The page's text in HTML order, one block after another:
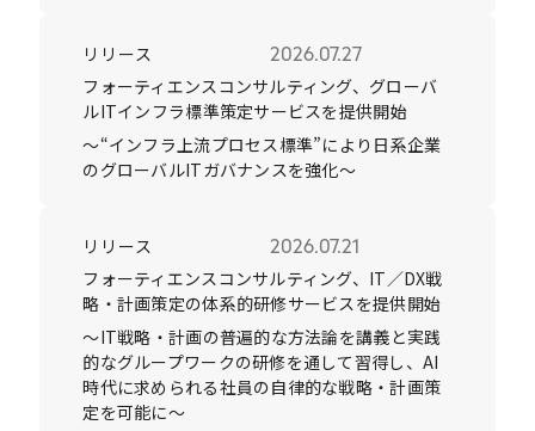
EN
JP
フォーティエンスコンサルティング、グローバ
ルITインフラ標準策定サービスを提供開始
～“インフラ上流プロセス標準”により日系企業
のグローバルITガバナンスを強化～
リリース 2026.07.27
フォーティエンスコンサルティング、IT／DX戦
略・計画策定の体系的研修サービスを提供開始
～IT戦略・計画の普遍的な方法論を講義と実践
的なグループワークの研修を通して習得し、AI
時代に求められる社員の自律的な戦略・計画策
定を可能に～
リリース 2026.07.21